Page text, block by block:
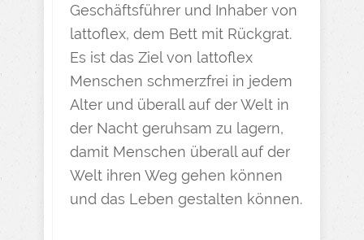
Geschäftsführer und Inhaber von
lattoflex, dem Bett mit Rückgrat.
Es ist das Ziel von lattoflex
Menschen schmerzfrei in jedem
Alter und überall auf der Welt in
der Nacht geruhsam zu lagern,
damit Menschen überall auf der
Welt ihren Weg gehen können
und das Leben gestalten können.